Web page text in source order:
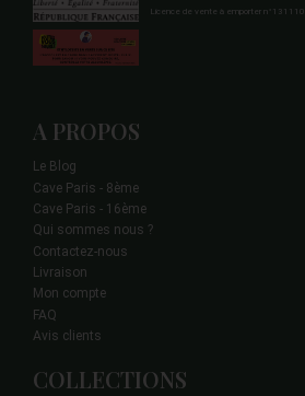
Licence de vente à emporter n°131110.
A PROPOS
Le Blog
Cave Paris - 8ème
Cave Paris - 16ème
Qui sommes nous ?
Contactez-nous
Livraison
Mon compte
FAQ
Avis clients
COLLECTIONS